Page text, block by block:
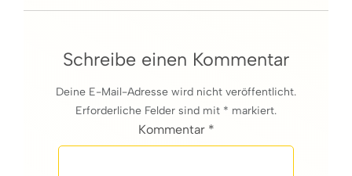
Schreibe einen Kommentar
Deine E-Mail-Adresse wird nicht veröffentlicht.
Erforderliche Felder sind mit * markiert.
Kommentar *